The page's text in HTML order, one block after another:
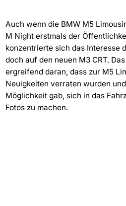
Auch wenn die BMW M5
M Night erstmals der
konzentrierte sich das Interesse
doch auf den neuen M3 CRT.
ergreifend daran, dass zur M5
Neuigkeiten verraten wurden
Möglichkeit gab, sich in das
Fotos zu machen.